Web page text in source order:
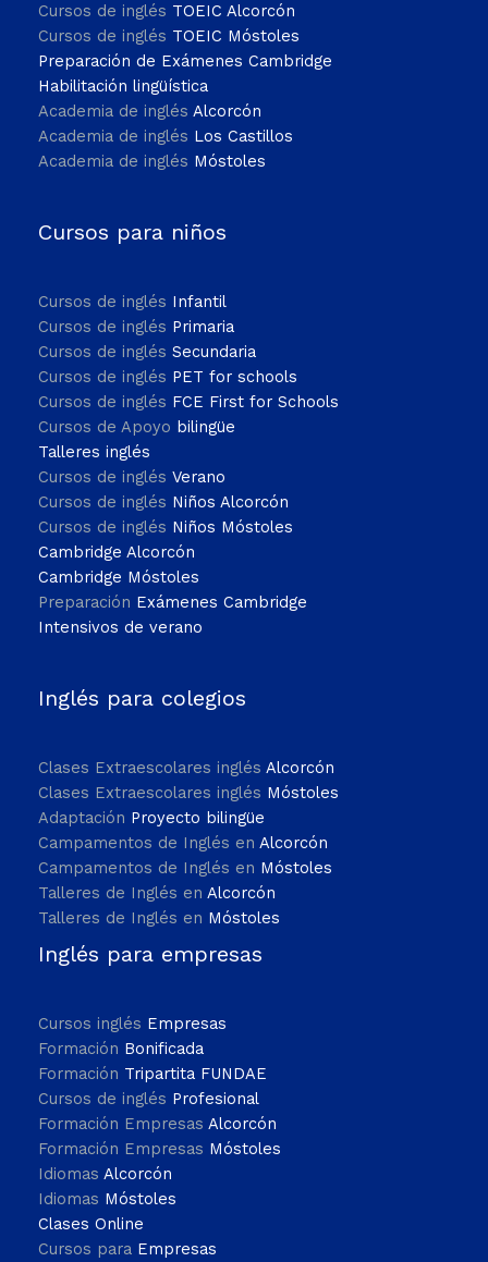
Cursos de inglés TOEIC Alcorcón
Cursos de inglés TOEIC Móstoles
Preparación de Exámenes Cambridge
Habilitación lingüística
Academia de inglés Alcorcón
Academia de inglés Los Castillos
Academia de inglés Móstoles
Cursos para niños
Cursos de inglés Infantil
Cursos de inglés Primaria
Cursos de inglés Secundaria
Cursos de inglés PET for schools
Cursos de inglés FCE First for Schools
Cursos de Apoyo bilingüe
Talleres inglés
Cursos de inglés Verano
Cursos de inglés Niños Alcorcón
Cursos de inglés Niños Móstoles
Cambridge Alcorcón
Cambridge Móstoles
Preparación Exámenes Cambridge
Intensivos de verano
Inglés para colegios
Clases Extraescolares inglés Alcorcón
Clases Extraescolares inglés Móstoles
Adaptación Proyecto bilingüe
Campamentos de Inglés en Alcorcón
Campamentos de Inglés en Móstoles
Talleres de Inglés en Alcorcón
Talleres de Inglés en Móstoles
Inglés para empresas
Cursos inglés Empresas
Formación Bonificada
Formación Tripartita FUNDAE
Cursos de inglés Profesional
Formación Empresas Alcorcón
Formación Empresas Móstoles
Idiomas Alcorcón
Idiomas Móstoles
Clases Online
Cursos para Empresas